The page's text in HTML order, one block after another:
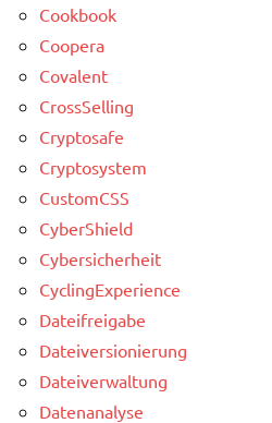
Cookbook
Coopera
Covalent
CrossSelling
Cryptosafe
Cryptosystem
CustomCSS
CyberShield
Cybersicherheit
CyclingExperience
Dateifreigabe
Dateiversionierung
Dateiverwaltung
Datenanalyse